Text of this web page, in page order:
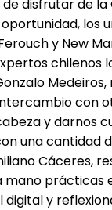
disfrutar de
y New
con
y darnos
una
Cáceres,
y